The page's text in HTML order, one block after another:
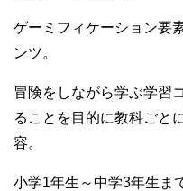
ゲーミフィケーション要
ンツ。
冒険をしながら学ぶ学習
ることを目的に教科ごと
容。
小学1年生～中学3年生ま